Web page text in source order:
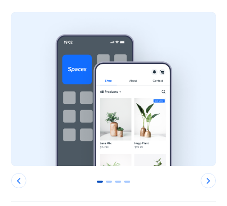
0 1 2 3